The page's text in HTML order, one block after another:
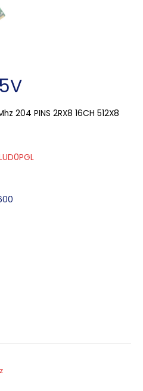
204 PINS 2RX8 16CH 512X8